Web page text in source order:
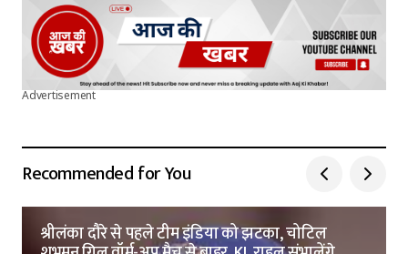
Advertisement
Recommended for You
श्रीलंका दौरे से पहले टीम इंडिया को झटका, चोटिल